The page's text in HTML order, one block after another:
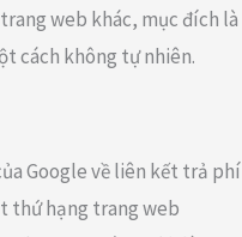
web khác, mục đích là
cách không tự nhiên.
Google về liên kết trả phí
thứ hạng trang web